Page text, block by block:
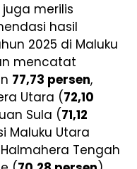
juga merilis
hasil
2025 di Maluku
mencatat
77,73 persen,
Utara (72,10
Sula (71,12
Maluku Utara
Tengah